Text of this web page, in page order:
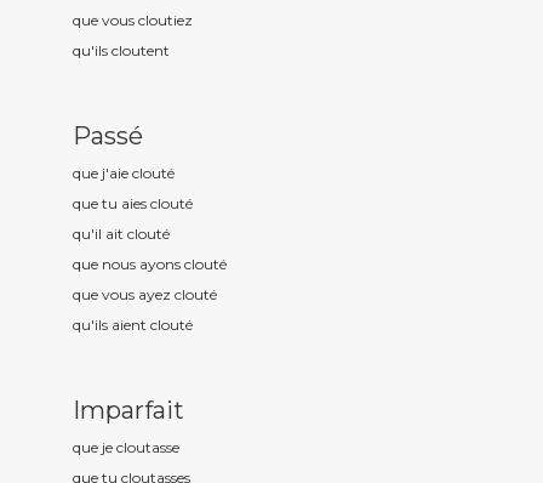
que vous cloutiez
qu'ils cloutent
Passé
que j'aie clouté
que tu aies clouté
qu'il ait clouté
que nous ayons clouté
que vous ayez clouté
qu'ils aient clouté
Imparfait
que je cloutasse
que tu cloutasses